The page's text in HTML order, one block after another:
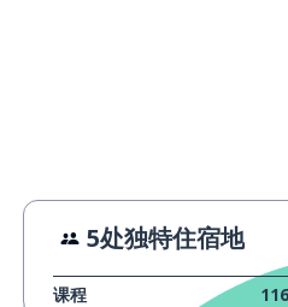
5处独特住宿地
课程 116